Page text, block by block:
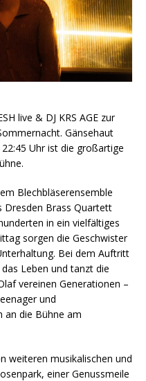
live & DJ KRS AGE zur
Gänsehaut
Uhr ist die großartige
Blechbläserensemble
Dresden Brass Quartett
in ein vielfältiges
sorgen die Geschwister
Bei dem Auftritt
Leben und tanzt die
vereinen Generationen –
und
an die Bühne am
weiteren musikalischen und
einer Genussmeile